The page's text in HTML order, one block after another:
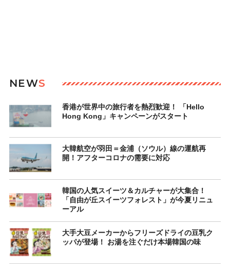
NEWS
香港が世界中の旅行者を熱烈歓迎！ 「Hello
Hong Kong」キャンペーンがスタート
大韓航空が羽田＝金浦（ソウル）線の運航再
開！アフターコロナの需要に対応
韓国の人気スイーツ＆カルチャーが大集合！
「自由が丘スイーツフォレスト」が今夏リニュ
ーアル
大手大豆メーカーからフリーズドライの豆乳ク
ッパが登場！ お湯を注ぐだけ本場韓国の味